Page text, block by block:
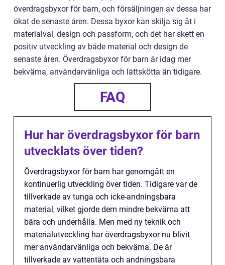
överdragsbyxor för barn, och försäljningen av dessa har
ökat de senaste åren. Dessa byxor kan skilja sig åt i
materialval, design och passform, och det har skett en
positiv utveckling av både material och design de
senaste åren. Överdragsbyxor för barn är idag mer
bekväma, användarvänliga och lättskötta än tidigare.
FAQ
Hur har överdragsbyxor för barn
utvecklats över tiden?
Överdragsbyxor för barn har genomgått en
kontinuerlig utveckling över tiden. Tidigare var de
tillverkade av tunga och icke-andningsbara
material, vilket gjorde dem mindre bekväma att
bära och underhålla. Men med ny teknik och
materialutveckling har överdragsbyxor nu blivit
mer användarvänliga och bekväma. De är
tillverkade av vattentäta och andningsbara